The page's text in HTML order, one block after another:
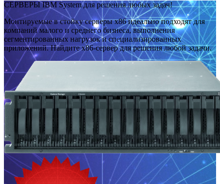
СЕРВЕРЫ IBM System для решения любых задач!
Монтируемые в стойку серверы x86 идеально подходят для
компаний малого и среднего бизнеса, выполнения
сегментированных нагрузок и специализированных
приложений. Найдите x86-сервер для решения любой задачи.